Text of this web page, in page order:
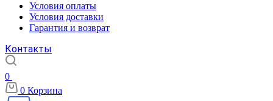
Условия оплаты
Условия доставки
Гарантия и возврат
Контакты
0
0 Корзина